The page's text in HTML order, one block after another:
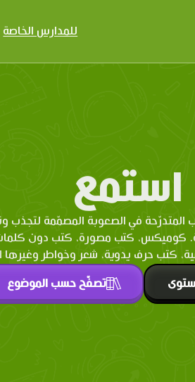
للمدارس الخاصة
استمع
المتدرّحة في الصعوبة المصمّمة لتجذب
كوميكس، كتب مصورة، كتب دون
كتب حرف يدوية، شعر وخواطر وغيرها
تصفّح حسب الموضوع